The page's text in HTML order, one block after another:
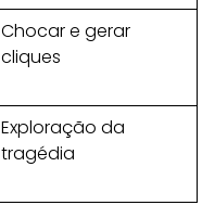
Chocar e gerar
cliques
Exploração da
tragédia